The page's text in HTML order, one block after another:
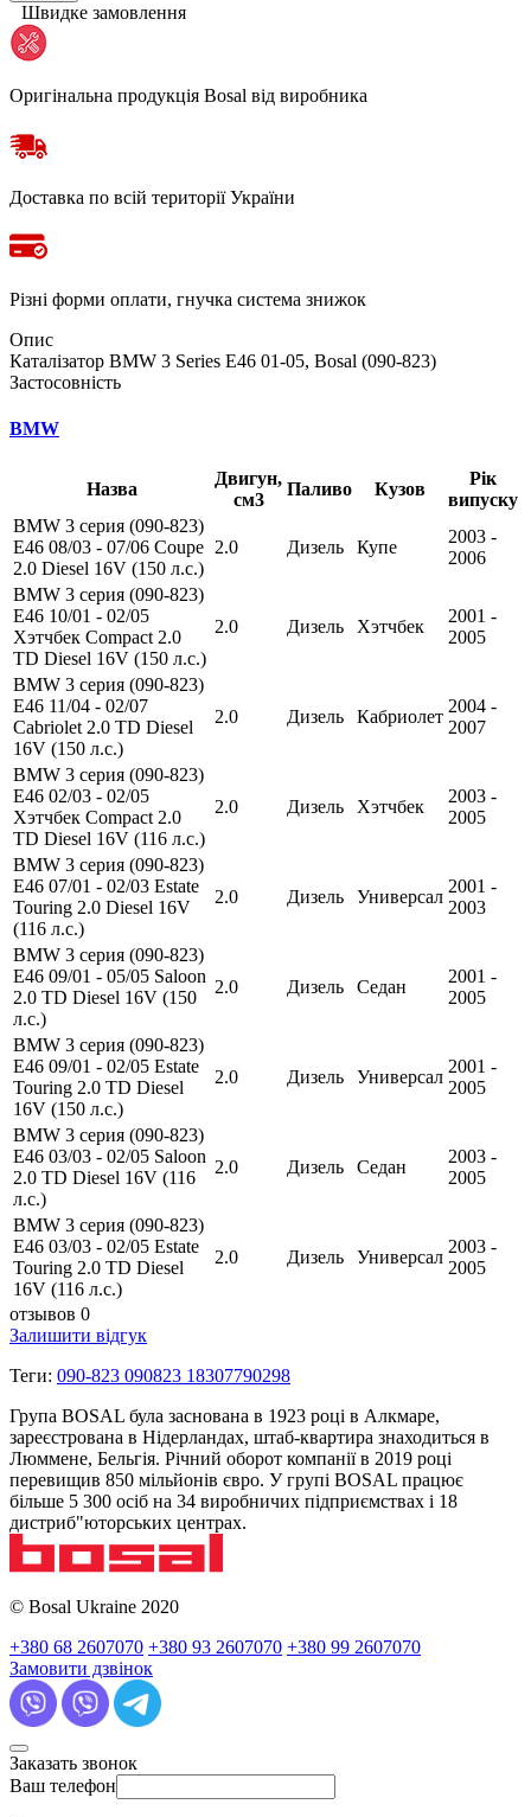
Швидке замовлення
Оригінальна продукція Bosal від виробника
Доставка по всій території України
Різні форми оплати, гнучка система знижок
Опис
Каталізатор BMW 3 Series E46 01-05, Bosal (090-823)
Застосовність
BMW
Назва
Двигун,
см3
Паливо Кузов
Рік
випуску
BMW 3 серия (090-823)
E46 08/03 - 07/06 Coupe
2.0 Diesel 16V (150 л.с.)
2.0 Дизель Купе
2003 -
2006
BMW 3 серия (090-823)
E46 10/01 - 02/05
Хэтчбек Compact 2.0
TD Diesel 16V (150 л.с.)
2.0 Дизель Хэтчбек
2001 -
2005
BMW 3 серия (090-823)
E46 11/04 - 02/07
Cabriolet 2.0 TD Diesel
16V (150 л.с.)
2.0 Дизель Кабриолет
2004 -
2007
BMW 3 серия (090-823)
E46 02/03 - 02/05
Хэтчбек Compact 2.0
TD Diesel 16V (116 л.с.)
2.0 Дизель Хэтчбек
2003 -
2005
BMW 3 серия (090-823)
E46 07/01 - 02/03 Estate
Touring 2.0 Diesel 16V
(116 л.с.)
2.0 Дизель Универсал
2001 -
2003
BMW 3 серия (090-823)
E46 09/01 - 05/05 Saloon
2.0 TD Diesel 16V (150
л.с.)
2.0 Дизель Седан
2001 -
2005
BMW 3 серия (090-823)
E46 09/01 - 02/05 Estate
Touring 2.0 TD Diesel
16V (150 л.с.)
2.0 Дизель Универсал
2001 -
2005
BMW 3 серия (090-823)
E46 03/03 - 02/05 Saloon
2.0 TD Diesel 16V (116
л.с.)
2.0 Дизель Седан
2003 -
2005
BMW 3 серия (090-823)
E46 03/03 - 02/05 Estate
Touring 2.0 TD Diesel
16V (116 л.с.)
2.0 Дизель Универсал
2003 -
2005
отзывов 0
Залишити відгук
Теги: 090-823 090823 18307790298
Група BOSAL була заснована в 1923 році в Алкмаре,
зареєстрована в Нідерландах, штаб-квартира знаходиться в
Люммене, Бельгія. Річний оборот компанії в 2019 році
перевищив 850 мільйонів євро. У групі BOSAL працює
більше 5 300 осіб на 34 виробничих підприємствах і 18
дистриб"юторських центрах.
© Bosal Ukraine 2020
+380 68 2607070 +380 93 2607070 +380 99 2607070
Замовити дзвінок
Заказать звонок
Ваш телефон